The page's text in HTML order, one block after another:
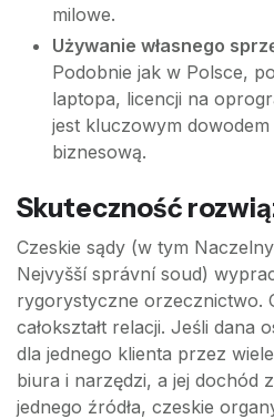
milowe.
Używanie własnego
Podobnie jak w Polsce,
laptopa, licencji na
jest kluczowym
biznesową.
Skuteczność
Czeskie sądy (w tym
Nejvyšší správní soud)
rygorystyczne orzecznictwo.
całokształt relacji. Jeśli dana
dla jednego klienta przez
biura i narzędzi, a jej dochód
jednego źródła, czeskie